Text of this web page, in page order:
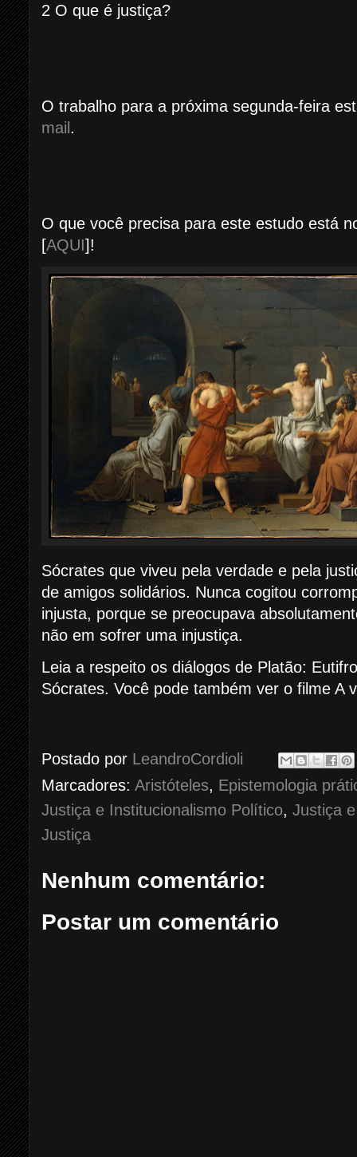
2 O que é justiça?
O trabalho para a próxima segunda-feira
mail.
O que você precisa para este estudo está
[AQUI]!
Sócrates que viveu pela verdade e pela
de amigos solidários. Nunca cogitou
injusta, porque se preocupava
não em sofrer uma injustiça.
Leia a respeito os diálogos de Platão:
Sócrates. Você pode também ver o filme A
Postado por LeandroCordioli
Marcadores: Aristóteles, Epistemologia
Justiça e Institucionalismo Político, Justiça
Justiça
Nenhum comentário:
Postar um comentário